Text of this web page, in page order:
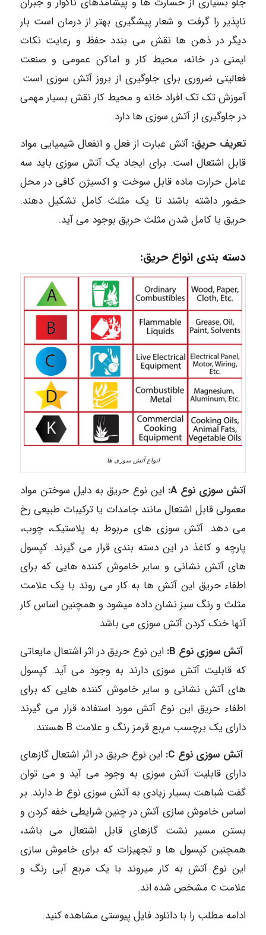
ناپذیر را گرفت و شعار پیشگیری بهتر از درمان است بار
دیگر در ذهن ها نقش می بندد حفظ و رعایت نکات
ایمنی در خانه، محیط کار و اماکن عمومی و صنعت
فعالیتی ضروری برای جلوگیری از بروز آتش سوزی است.
آموزش تک تک افراد خانه و محیط کار نقش بسیار مهمی
در جلوگیری از آتش سوزی ها دارد.
تعریف حریق: آتش عبارت از فعل و انفعال شیمیایی مواد
قابل اشتعال است. برای ایجاد یک آتش سوزی باید سه
عامل حرارت ماده قابل سوخت و اکسیژن کافی در محل
حضور داشته باشند تا یک مثلث کامل تشکیل دهند.
حریق با کامل شدن مثلث حریق بوجود می آید.
دسته بندی انواع حریق:
انواع آتش سوزی ها
آتش سوزی نوع A:
این نوع حریق به دلیل سوختن مواد
معمولی قابل اشتعال مانند جامدات یا ترکیبات طبیعی رخ
می دهد. آتش سوزی های مربوط به پلاستیک، چوب،
پارچه و کاغذ در این دسته بندی قرار می گیرند. کپسول
های آتش نشانی و سایر خاموش کننده هایی که برای
اطفاء حریق این آتش ها به کار می روند با یک علامت
مثلث و رنگ سبز نشان داده میشود و همچنین اساس کار
آنها خنک کردن آتش سوزی می باشد.
آتش سوزی نوع B:
این نوع حریق در اثر اشتعال مایعاتی
که قابلیت آتش سوزی دارند به وجود می آید. کپسول
های آتش نشانی و سایر خاموش کننده هایی که برای
اطفاء حریق این نوع آتش مورد استفاده قرار می گیرند
دارای یک برچسب مربع قرمز رنگ و علامت B هستند.
آتش سوزی نوع C:
این نوع حریق در اثر اشتعال گازهای
دارای قابلیت آتش سوزی به وجود می آید و می توان
گفت شباهت بسیار زیادی به آتش سوزی نوع ط دارند. بر
اساس خاموش سازی آتش در چنین شرایطی خفه کردن و
بستن مسیر نشت گازهای قابل اشتعال می باشد،
همچنین کپسول ها و تجهیزات که برای خاموش سازی
این نوع آتش به کار میروند با یک مربع آبی رنگ و
علامت c مشخص شده اند.
ادامه مطلب را با دانلود فایل پیوستی مشاهده کنید.